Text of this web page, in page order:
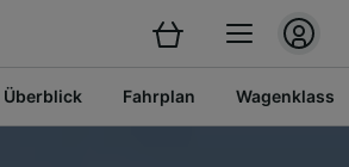
Überblick Fahrplan